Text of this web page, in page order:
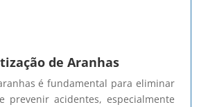
de Aranhas
é fundamental para eliminar
prevenir acidentes, especialmente